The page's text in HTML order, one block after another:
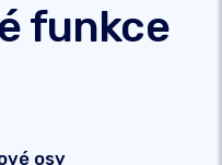
funkce
osy